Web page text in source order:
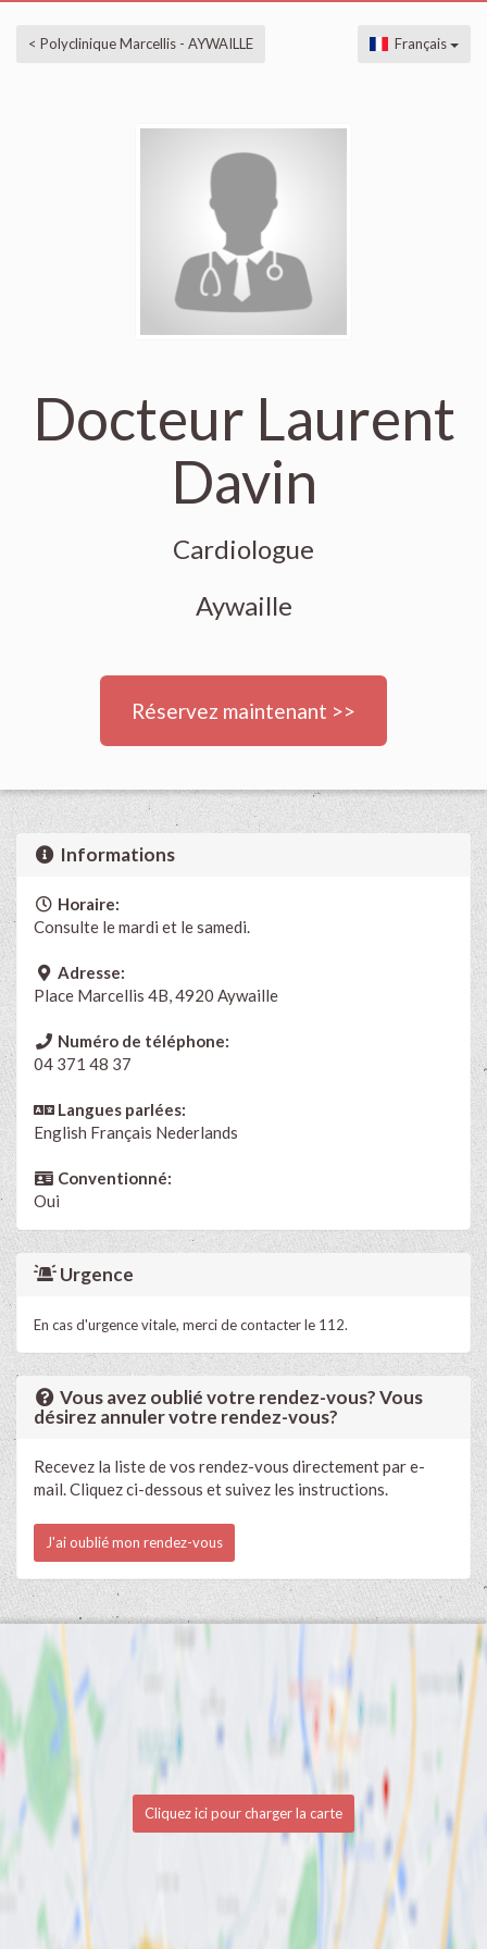
< Polyclinique Marcellis - AYWAILLE Français
Docteur Laurent
Davin
Cardiologue
Aywaille
Réservez maintenant >>
Informations
Horaire:
Consulte le mardi et le samedi.
Adresse:
Place Marcellis 4B, 4920 Aywaille
Numéro de téléphone:
04 371 48 37
Langues parlées:
English Français Nederlands
Conventionné:
Oui
Urgence
En cas d'urgence vitale, merci de contacter le 112.
Vous avez oublié votre rendez-vous? Vous
désirez annuler votre rendez-vous?
Recevez la liste de vos rendez-vous directement par e-
mail. Cliquez ci-dessous et suivez les instructions.
J'ai oublié mon rendez-vous
Cliquez ici pour charger la carte